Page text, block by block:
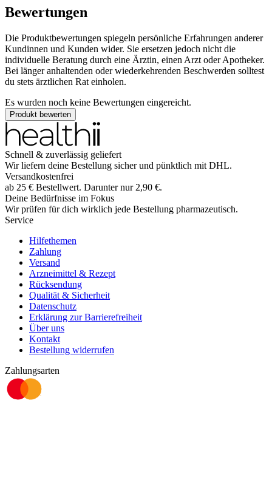
Bewertungen
Die Produktbewertungen spiegeln persönliche Erfahrungen anderer
Kundinnen und Kunden wider. Sie ersetzen jedoch nicht die
individuelle Beratung durch eine Ärztin, einen Arzt oder Apotheker.
Bei länger anhaltenden oder wiederkehrenden Beschwerden solltest
du stets ärztlichen Rat einholen.
Es wurden noch keine Bewertungen eingereicht.
Produkt bewerten
Schnell & zuverlässig geliefert
Wir liefern deine Bestellung sicher und pünktlich mit DHL.
Versandkostenfrei
ab 25 € Bestellwert. Darunter nur 2,90 €.
Deine Bedürfnisse im Fokus
Wir prüfen für dich wirklich jede Bestellung pharmazeutisch.
Service
Hilfethemen
Zahlung
Versand
Arzneimittel & Rezept
Rücksendung
Qualität & Sicherheit
Datenschutz
Erklärung zur Barrierefreiheit
Über uns
Kontakt
Bestellung widerrufen
Zahlungsarten